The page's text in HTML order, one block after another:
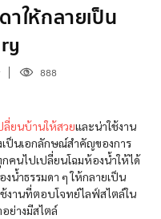
ให้กลายเป็น
888
ลี่ยนบ้านให้สวยและน่าใช้งาน
ป็นเอกลักษณ์สำคัญของการ
คนไปเปลี่ยนโฉมห้องน้ำให้ได้
งน้ำธรรมดา ๆ ให้กลายเป็น
งานที่ตอบโจทย์ไลฟ์สไตล์ใน
ย่างมีสไตล์